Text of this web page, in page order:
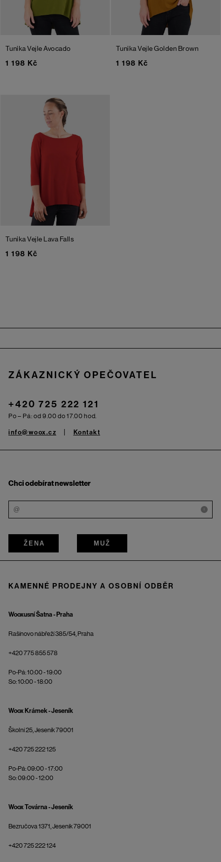
Tunika VejleAvocado
1 198 Kč
Tunika VejleGolden Brown
1 198 Kč
Tunika Vejle Lava Falls
1 198 Kč
ZÁKAZNICKÝ OPEČOVATEL
+420 725 222 121
Po – Pá: od 9.00 do 17.00 hod.
info@woox.cz Kontakt
Chci odebírat newsletter
i
ŽENA MUŽ
KAMENNÉ PRODEJNY A OSOBNÍ ODBĚR
Wooxusní Šatna - Praha
Rašínovo nábřeží 385/54, Praha
+420 775 855 578
Po-Pá: 10:00 - 19:00
So: 10:00 - 18:00
Woox Krámek - Jeseník
Školní 25, Jeseník 79001
+420 725 222 125
Po-Pá: 09:00 - 17:00
So: 09:00 - 12:00
Woox Továrna - Jeseník
Bezručova 1371, Jeseník 79001
+420 725 222 124